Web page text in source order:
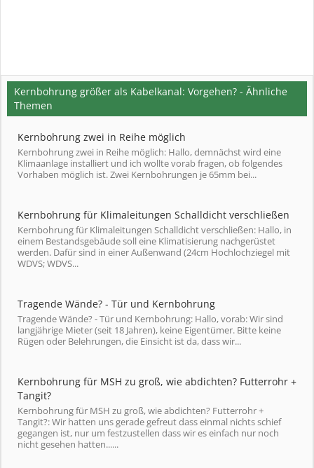
Kernbohrung größer als Kabelkanal: Vorgehen? - Ähnliche
Themen
Kernbohrung zwei in Reihe möglich
Kernbohrung zwei in Reihe möglich: Hallo, demnächst wird eine
Klimaanlage installiert und ich wollte vorab fragen, ob folgendes
Vorhaben möglich ist. Zwei Kernbohrungen je 65mm bei...
Kernbohrung für Klimaleitungen Schalldicht verschließen
Kernbohrung für Klimaleitungen Schalldicht verschließen: Hallo, in
einem Bestandsgebäude soll eine Klimatisierung nachgerüstet
werden. Dafür sind in einer Außenwand (24cm Hochlochziegel mit
WDVS; WDVS...
Tragende Wände? - Tür und Kernbohrung
Tragende Wände? - Tür und Kernbohrung: Hallo, vorab: Wir sind
langjährige Mieter (seit 18 Jahren), keine Eigentümer. Bitte keine
Rügen oder Belehrungen, die Einsicht ist da, dass wir...
Kernbohrung für MSH zu groß, wie abdichten? Futterrohr +
Tangit?
Kernbohrung für MSH zu groß, wie abdichten? Futterrohr +
Tangit?: Wir hatten uns gerade gefreut dass einmal nichts schief
gegangen ist, nur um festzustellen dass wir es einfach nur noch
nicht gesehen hatten......